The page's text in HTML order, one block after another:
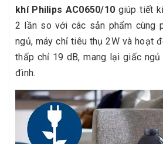
khí Philips AC0650/10 giúp tiết
2 lần so với các sản phẩm cùng
ngủ, máy chỉ tiêu thụ 2W và hoạt
thấp chỉ 19 dB, mang lại giấc
đình.